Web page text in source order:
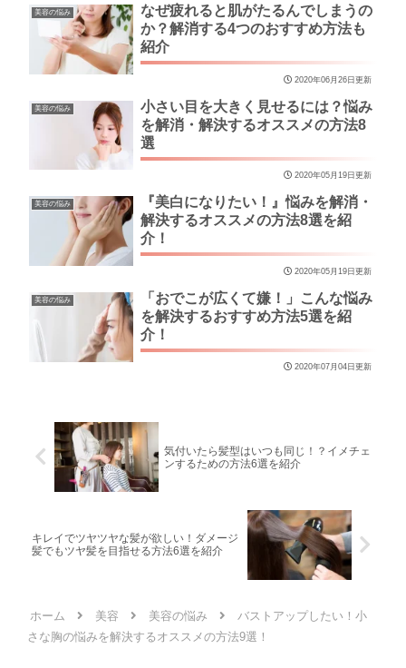
美容の悩み
なぜ疲れると肌がたるんでしまうの
か？解消する4つのおすすめ方法も
紹介
2020年06月26日更新
美容の悩み
小さい目を大きく見せるには？悩み
を解消・解決するオススメの方法8
選
2020年05月19日更新
美容の悩み
『美白になりたい！』悩みを解消・
解決するオススメの方法8選を紹
介！
2020年05月19日更新
美容の悩み
「おでこが広くて嫌！」こんな悩み
を解決するおすすめ方法5選を紹
介！
2020年07月04日更新
気付いたら髪型はいつも同じ！？イメチェ
ンするための方法6選を紹介
キレイでツヤツヤな髪が欲しい！ダメージ
髪でもツヤ髪を目指せる方法6選を紹介
ホーム 美容 美容の悩み
バストアップしたい！小
さな胸の悩みを解決するオススメの方法9選！